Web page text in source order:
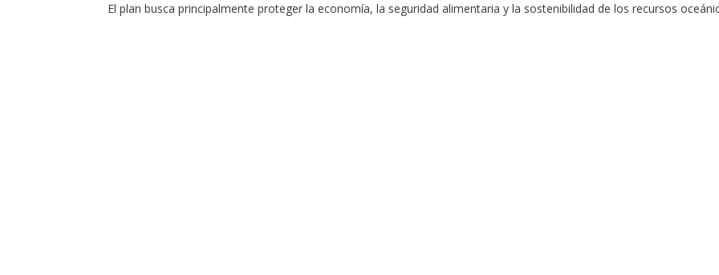
El plan busca principalmente proteger la economía, la seguridad alimentaria y la sostenibilidad de los recursos